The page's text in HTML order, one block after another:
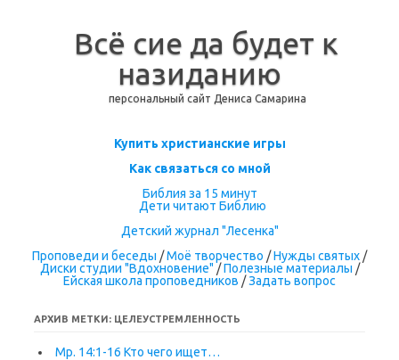
Всё сие да будет к
назиданию
персональный сайт Дениса Самарина
Перейти к содержимому
Купить христианские игры
Как связаться со мной
Библия за 15 минут
Дети читают Библию
Детский журнал "Лесенка"
Проповеди и беседы /Моё творчество /Нужды святых /
Диски студии "Вдохновение" /Полезные материалы /
Ейская школа проповедников /Задать вопрос
АРХИВ МЕТКИ: ЦЕЛЕУСТРЕМЛЕННОСТЬ
Мр. 14:1-16 Кто чего ищет…